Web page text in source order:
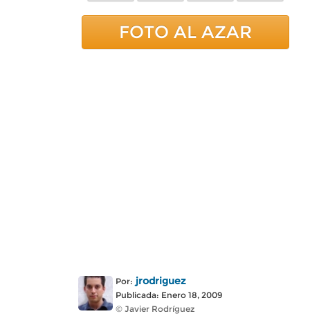
FOTO AL AZAR
Por: jrodriguez
Publicada: Enero 18, 2009
© Javier Rodríguez